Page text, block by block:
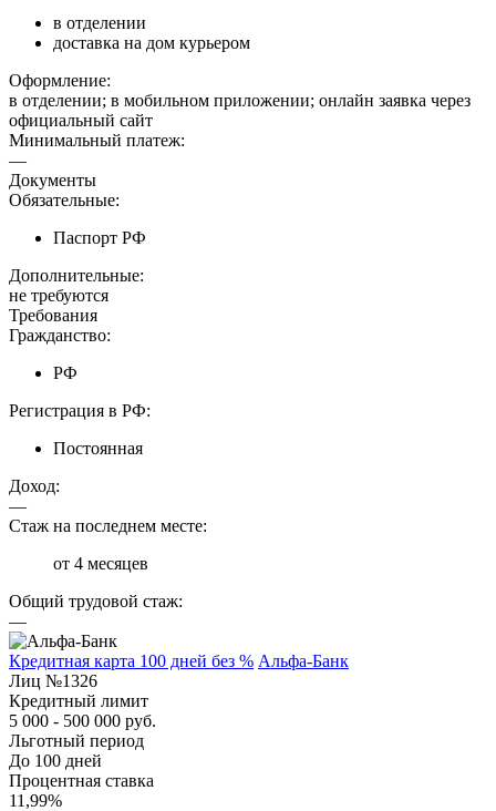
в отделении
доставка на дом курьером
Оформление:
в отделении; в мобильном приложении; онлайн заявка через
официальный сайт
Минимальный платеж:
—
Документы
Обязательные:
Паспорт РФ
Дополнительные:
не требуются
Требования
Гражданство:
РФ
Регистрация в РФ:
Постоянная
Доход:
—
Стаж на последнем месте:
от 4 месяцев
Общий трудовой стаж:
—
Кредитная карта 100 дней без % Альфа-Банк
Лиц №1326
Кредитный лимит
5 000 - 500 000 руб.
Льготный период
До 100 дней
Процентная ставка
11,99%